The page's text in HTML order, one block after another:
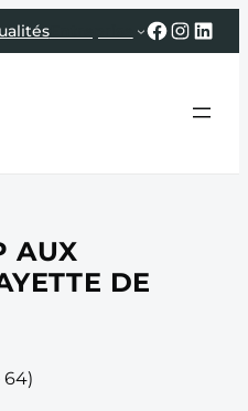
Entreprise
AUX
DE
64)